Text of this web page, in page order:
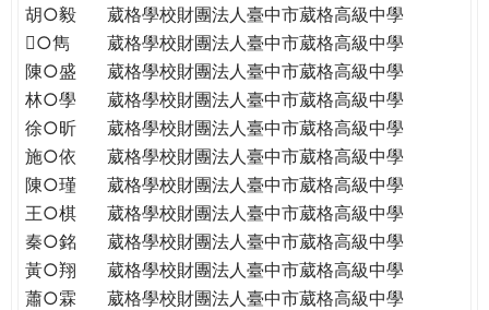
YOU
THE
PATH
GLOBAL
CITIZENSHIP
胡○毅
葳格學校財團法人臺中市葳格高級中學
○雋
葳格學校財團法人臺中市葳格高級中學
陳○盛
葳格學校財團法人臺中市葳格高級中學
林○學
葳格學校財團法人臺中市葳格高級中學
徐○昕
葳格學校財團法人臺中市葳格高級中學
施○依
葳格學校財團法人臺中市葳格高級中學
陳○瑾
葳格學校財團法人臺中市葳格高級中學
王○棋
葳格學校財團法人臺中市葳格高級中學
秦○銘
葳格學校財團法人臺中市葳格高級中學
黃○翔
葳格學校財團法人臺中市葳格高級中學
蕭○霖
葳格學校財團法人臺中市葳格高級中學